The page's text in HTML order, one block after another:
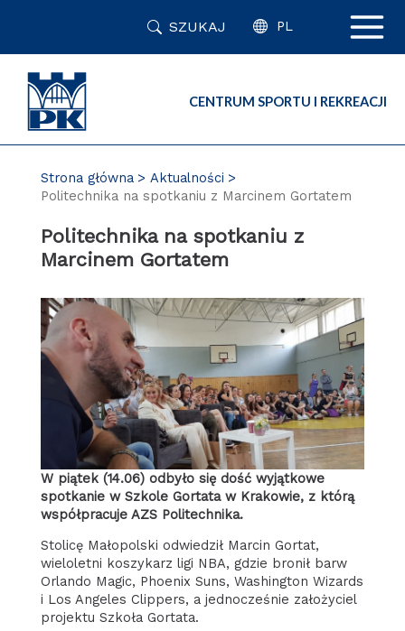
SZUKAJ PL
CENTRUM SPORTU I REKREACJI
Strona główna
Aktualności
Politechnika na spotkaniu z Marcinem Gortatem
Politechnika na spotkaniu z
Marcinem Gortatem
W piątek (14.06) odbyło się dość wyjątkowe
spotkanie w Szkole Gortata w Krakowie, z którą
współpracuje AZS Politechnika.
Stolicę Małopolski odwiedził Marcin Gortat,
wieloletni koszykarz ligi NBA, gdzie bronił barw
Orlando Magic, Phoenix Suns, Washington Wizards
i Los Angeles Clippers, a jednocześnie założyciel
projektu Szkoła Gortata.